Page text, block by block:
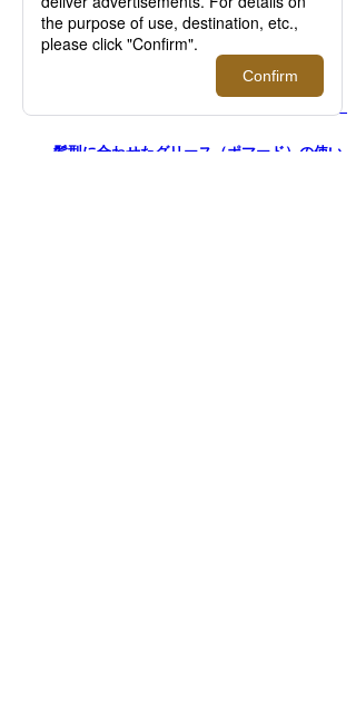
髪型に合わせたグリース（ポマード）の使い